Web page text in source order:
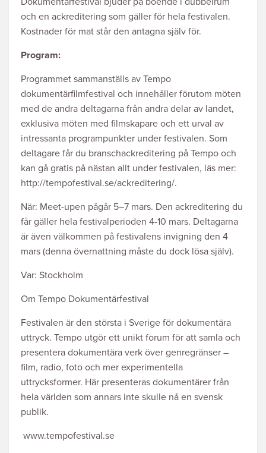
och en ackreditering som gäller för hela festivalen.
Kostnader för mat står den antagna själv för.
Program:
Programmet sammanställs av Tempo
dokumentärfilmfestival och innehåller förutom möten
med de andra deltagarna från andra delar av landet,
exklusiva möten med filmskapare och ett urval av
intressanta programpunkter under festivalen. Som
deltagare får du branschackreditering på Tempo och
kan gå gratis på nästan allt under festivalen, läs mer:
http://tempofestival.se/ackreditering/.
När: Meet-upen pågår 5–7 mars. Den ackreditering du
får gäller hela festivalperioden 4-10 mars. Deltagarna
är även välkommen på festivalens invigning den 4
mars (denna övernattning måste du dock lösa själv).
Var: Stockholm
Om Tempo Dokumentärfestival
Festivalen är den största i Sverige för dokumentära
uttryck. Tempo utgör ett unikt forum för att samla och
presentera dokumentära verk över genregränser –
film, radio, foto och mer experimentella
uttrycksformer. Här presenteras dokumentärer från
hela världen som annars inte skulle nå en svensk
publik.
www.tempofestival.se